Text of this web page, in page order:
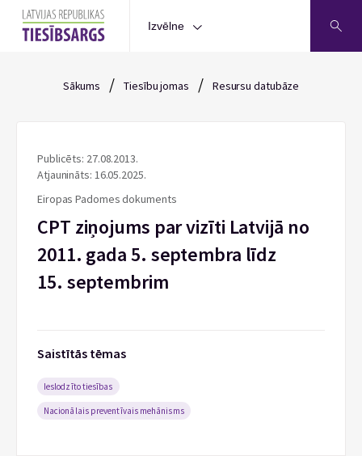
Izvēlne
Sākums / Tiesību jomas / Resursu datubāze
Publicēts: 27.08.2013.
Atjaunināts: 16.05.2025.
Eiropas Padomes dokuments
CPT ziņojums par vizīti Latvijā no
2011. gada 5. septembra līdz
15. septembrim
Saistītās tēmas
Ieslodzīto tiesības
Nacionālais preventīvais mehānisms